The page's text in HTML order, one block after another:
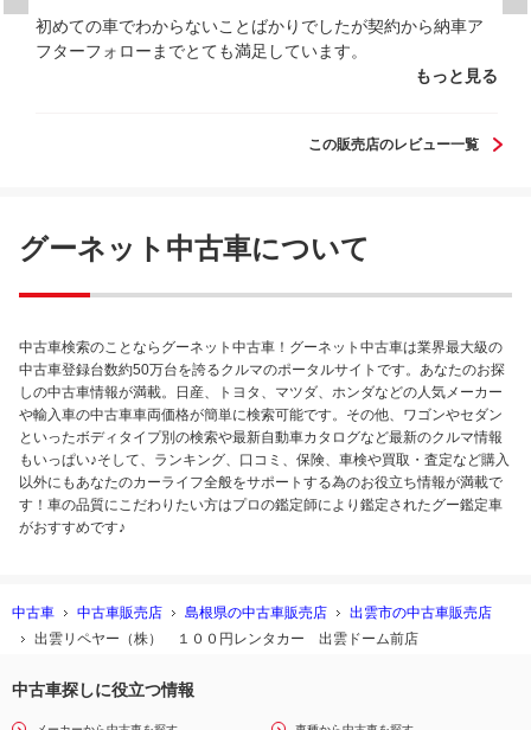
初めての車でわからないことばかりでしたが契約から納車ア
フターフォローまでとても満足しています。
もっと見る
この販売店のレビュー一覧
グーネット中古車について
中古車検索のことならグーネット中古車！グーネット中古車は業界最大級の
中古車登録台数約50万台を誇るクルマのポータルサイトです。あなたのお探
しの中古車情報が満載。日産、トヨタ、マツダ、ホンダなどの人気メーカー
や輸入車の中古車車両価格が簡単に検索可能です。その他、ワゴンやセダン
といったボディタイプ別の検索や最新自動車カタログなど最新のクルマ情報
もいっぱい♪そして、ランキング、口コミ、保険、車検や買取・査定など購入
以外にもあなたのカーライフ全般をサポートする為のお役立ち情報が満載で
す！車の品質にこだわりたい方はプロの鑑定師により鑑定されたグー鑑定車
がおすすめです♪
中古車 中古車販売店 島根県の中古車販売店
出雲市の中古車販売店
出雲リペヤー（株） １００円レンタカー 出雲ドーム前店
中古車探しに役立つ情報